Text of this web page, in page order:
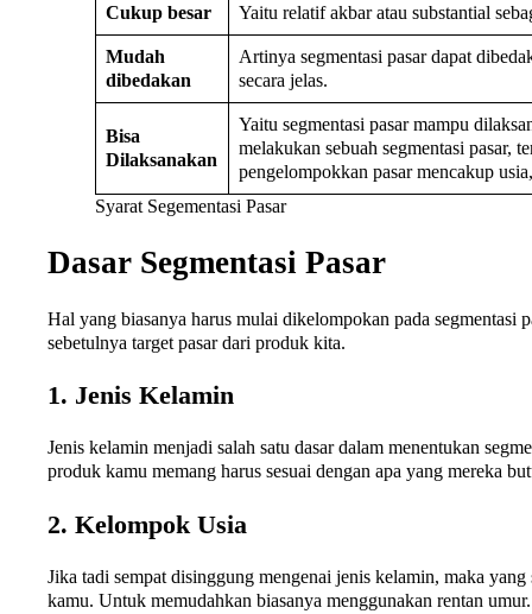
Cukup besar
Yaitu relatif akbar atau substantial
Mudah
dibedakan
Artinya segmentasi pasar dapat
secara jelas.
Bisa
Dilaksanakan
Yaitu segmentasi pasar mampu
melakukan sebuah segmentasi pasar,
pengelompokkan pasar mencakup
Syarat Segementasi Pasar
Dasar Segmentasi Pasar
Hal yang biasanya harus mulai dikelompokan pada segmentasi
sebetulnya target pasar dari produk kita.
1. Jenis Kelamin
Jenis kelamin menjadi salah satu dasar dalam menentukan
produk kamu memang harus sesuai dengan apa yang mereka
2. Kelompok Usia
Jika tadi sempat disinggung mengenai jenis kelamin, maka
kamu. Untuk memudahkan biasanya menggunakan rentan